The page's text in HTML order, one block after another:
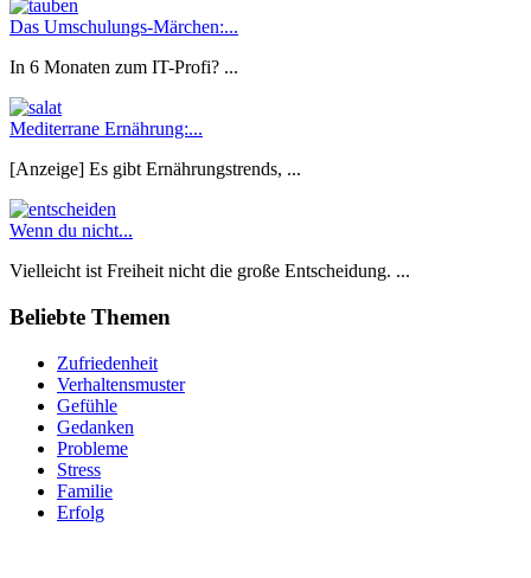
Das Umschulungs-Märchen:...
In 6 Monaten zum IT-Profi? ...
Mediterrane Ernährung:...
[Anzeige] Es gibt Ernährungstrends, ...
Wenn du nicht...
Vielleicht ist Freiheit nicht die große Entscheidung. ...
Beliebte Themen
Zufriedenheit
Verhaltensmuster
Gefühle
Gedanken
Probleme
Stress
Familie
Erfolg